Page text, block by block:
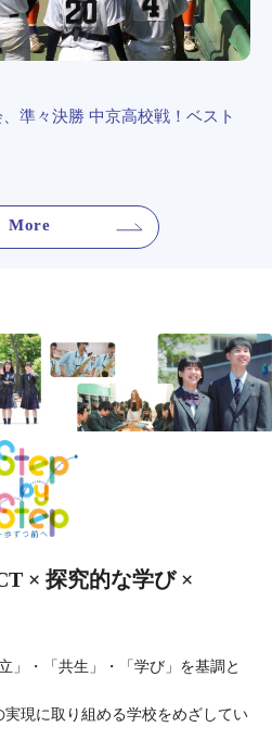
準々決勝 中京高校戦！ベスト
More
× 探究的な学び ×
」・「共生」・「学び」を基調と
現に取り組める学校をめざしてい